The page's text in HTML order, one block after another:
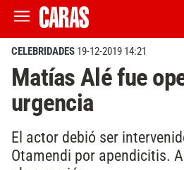
CELEBRIDADES 19-12-2019 14:21
Matías Alé fue
urgencia
El actor debió ser
Otamendi por apendicitis.